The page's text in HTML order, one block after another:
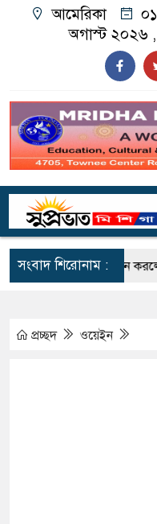
আমেরিকা
অগাস্ট ২০২৬ ,
সংবাদ শিরোনাম :
উদ্বোধন করলেন
প্রচ্ছদ ওয়েইন